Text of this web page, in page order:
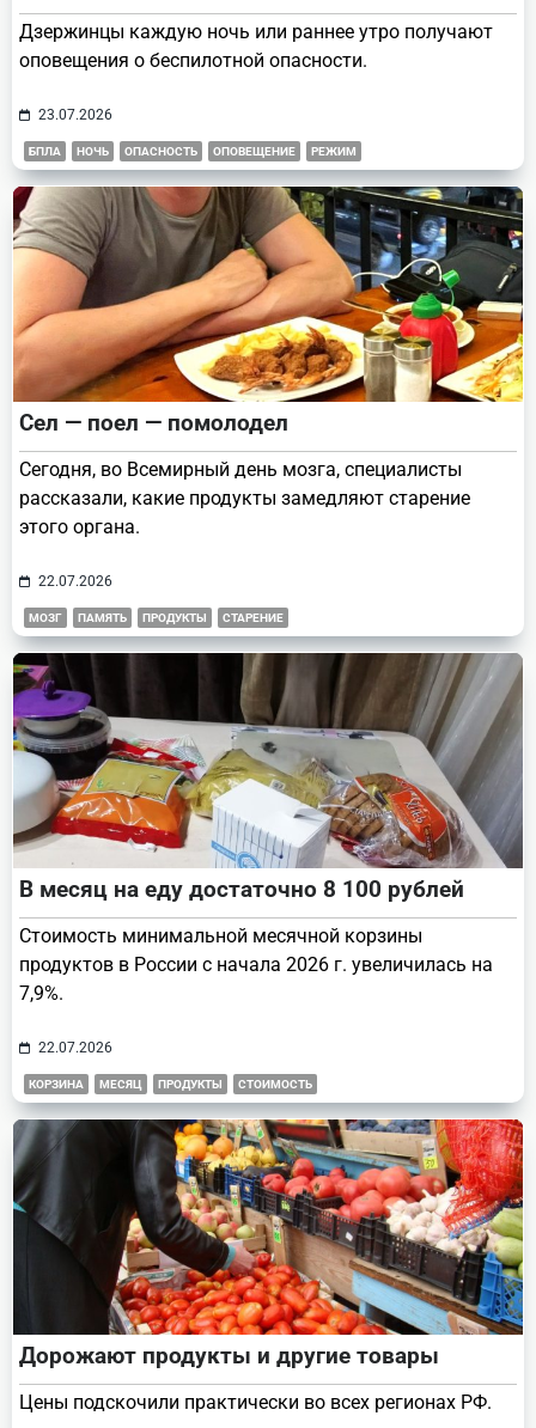
Дзержинцы каждую ночь или раннее утро получают
оповещения о беспилотной опасности.
23.07.2026
БПЛА НОЧЬ ОПАСНОСТЬ ОПОВЕЩЕНИЕ РЕЖИМ
Сел — поел — помолодел
Сегодня, во Всемирный день мозга, специалисты
рассказали, какие продукты замедляют старение
этого органа.
22.07.2026
МОЗГ ПАМЯТЬ ПРОДУКТЫ СТАРЕНИЕ
В месяц на еду достаточно 8 100 рублей
Стоимость минимальной месячной корзины
продуктов в России с начала 2026 г. увеличилась на
7,9%.
22.07.2026
КОРЗИНА МЕСЯЦ ПРОДУКТЫ СТОИМОСТЬ
Дорожают продукты и другие товары
Цены подскочили практически во всех регионах РФ.